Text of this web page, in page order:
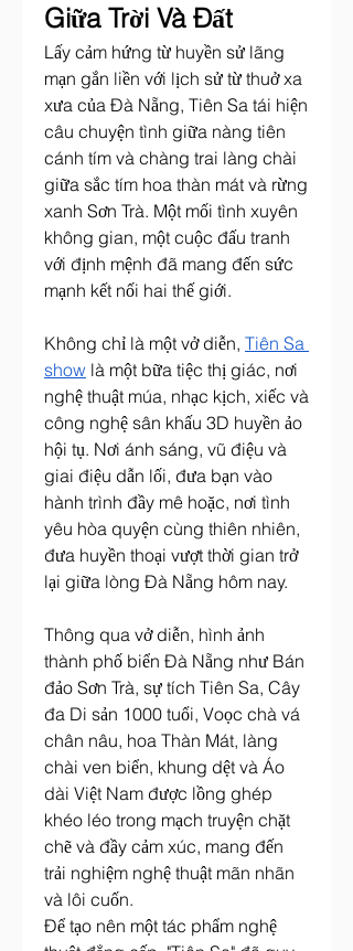
Giữa Trời Và Đất
Lấy cảm hứng từ huyền sử lãng
mạn gắn liền với lịch sử từ thuở xa
xưa của Đà Nẵng, Tiên Sa tái hiện
câu chuyện tình giữa nàng tiên
cánh tím và chàng trai làng chài
giữa sắc tím hoa thàn mát và rừng
xanh Sơn Trà. Một mối tình xuyên
không gian, một cuộc đấu tranh
với định mệnh đã mang đến sức
mạnh kết nối hai thế giới.
Không chỉ là một vở diễn, Tiên Sa
show là một bữa tiệc thị giác, nơi
nghệ thuật múa, nhạc kịch, xiếc và
công nghệ sân khấu 3D huyền ảo
hội tụ. Nơi ánh sáng, vũ điệu và
giai điệu dẫn lối, đưa bạn vào
hành trình đầy mê hoặc, nơi tình
yêu hòa quyện cùng thiên nhiên,
đưa huyền thoại vượt thời gian trở
lại giữa lòng Đà Nẵng hôm nay.
Thông qua vở diễn, hình ảnh
thành phố biển Đà Nẵng như Bán
đảo Sơn Trà, sự tích Tiên Sa, Cây
đa Di sản 1000 tuổi, Voọc chà vá
chân nâu, hoa Thàn Mát, làng
chài ven biển, khung dệt và Áo
dài Việt Nam được lồng ghép
khéo léo trong mạch truyện chặt
chẽ và đầy cảm xúc, mang đến
trải nghiệm nghệ thuật mãn nhãn
và lôi cuốn.
Để tạo nên một tác phẩm nghệ